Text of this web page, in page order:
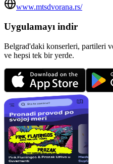
www.mtsdvorana.rs/
Uygulamayı indir
Belgrad'daki konserleri, partileri
ve hepsi tek bir yerde.